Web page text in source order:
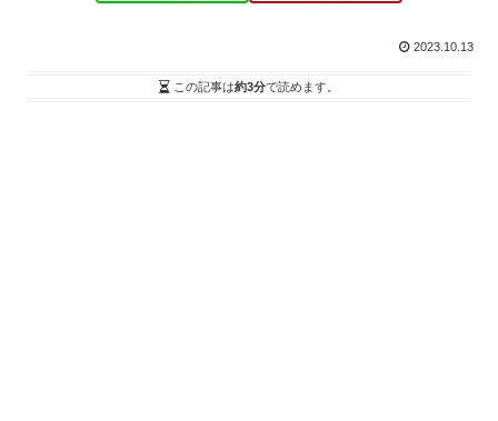
2023.10.13
この記事は約3分で読めます。